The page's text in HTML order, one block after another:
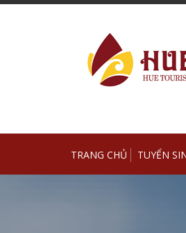
Skip
TRANG CHỦ TUYỂN